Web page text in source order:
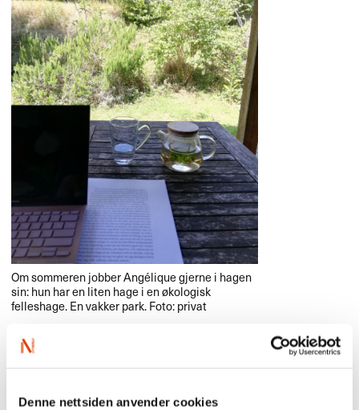
Denne nettsiden anvender cookies
Om sommeren jobber Ang​é​lique gjerne i hagen
sin: hun har en liten hage i en ​ø​kologisk
felleshage. En vakker park. Foto: privat
Hva er ditt beste oversetterminne?​​
I 2022 deltok jeg iNORLAs Oversetterhotell